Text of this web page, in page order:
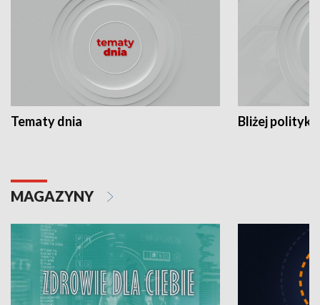
Tematy dnia Bliżej polityki
MAGAZYNY